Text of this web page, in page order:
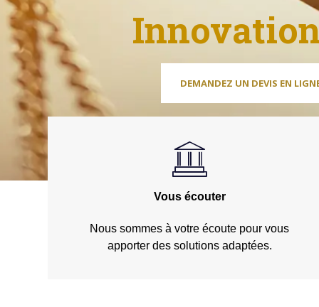
Vous écouter
Nous sommes à votre écoute pour vous
apporter des solutions adaptées.